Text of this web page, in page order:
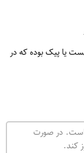
یا پیک بوده که در
است. در صورت
کند.